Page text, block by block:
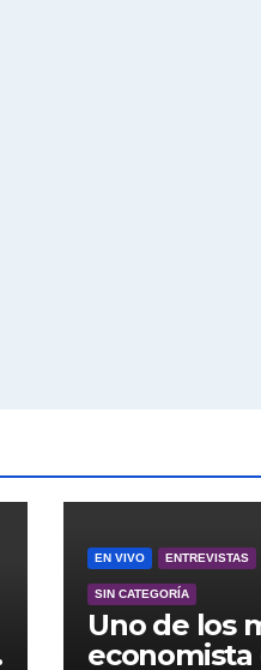
EN VIVO ENTREVISTAS
SIN CATEGORÍA
Uno de los
economista